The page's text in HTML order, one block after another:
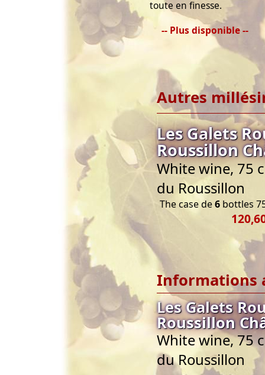
toute en finesse.
-- Plus disponible --
Autres
Les Galets
Roussillon
White wine, 75
du Roussillon
The case de6 bottles
Informations
Les Galets
Roussillon
White wine, 75
du Roussillon